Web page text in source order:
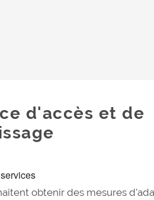
d'accès et de
obtenir des mesures